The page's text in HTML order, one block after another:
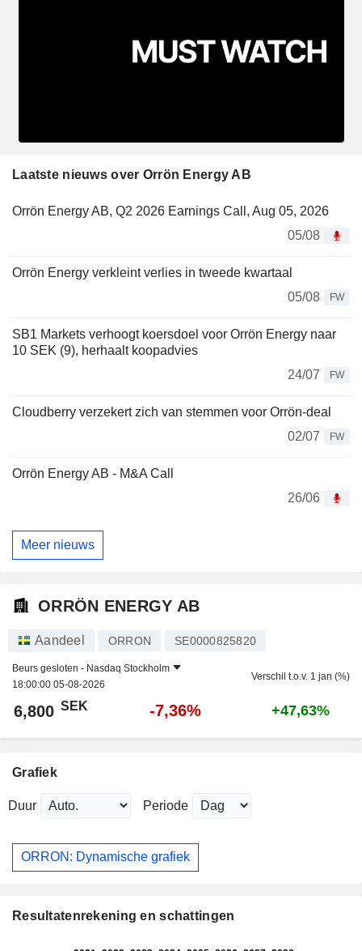
Laatste nieuws over Orrön Energy AB
Orrön Energy AB, Q2 2026 Earnings Call, Aug 05, 2026
05/08
Orrön Energy verkleint verlies in tweede kwartaal
05/08
FW
SB1 Markets verhoogt koersdoel voor Orrön Energy naar
10 SEK (9), herhaalt koopadvies
24/07
FW
Cloudberry verzekert zich van stemmen voor Orrön-deal
02/07
FW
Orrön Energy AB - M&A Call
26/06
Meer nieuws
ORRÖN ENERGY AB
Aandeel ORRON SE0000825820
Beurs gesloten - Nasdaq Stockholm
18:00:00 05-08-2026
Verschil t.o.v. 1 jan (%)
6,800 SEK -7,36% +47,63%
Grafiek
Duur Periode
ORRON: Dynamische grafiek
Resultatenrekening en schattingen